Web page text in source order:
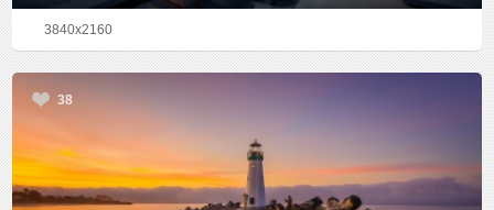
3840x2160
38